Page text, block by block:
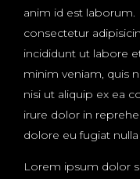
anim id est
consectetur
incididunt ut labore
minim veniam, quis
nisi ut aliquip ex ea
irure dolor in
dolore eu fugiat nulla
Lorem ipsum dolor